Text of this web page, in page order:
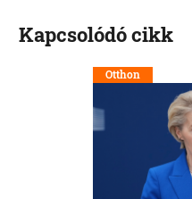
Kapcsolódó cikk
Otthon